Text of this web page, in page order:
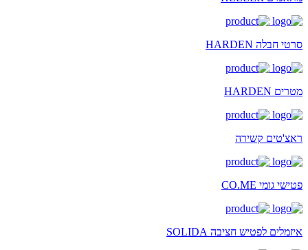
סרטי חבלה HARDEN
מטרים HARDEN
ראצ'טים קשירה
פטישי גומי CO.ME
איזמלים לפטיש חציבה SOLIDA